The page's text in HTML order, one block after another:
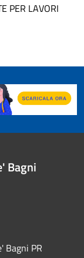
PER LAVORI
Bagni
Bagni PR